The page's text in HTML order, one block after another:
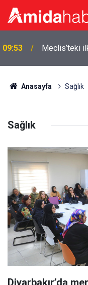
09:48 Diyarbakır:
Anasayfa Sağlık
Sağlık
Diyarbakır’da